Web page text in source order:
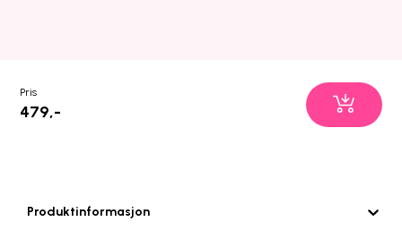
Pris
479,-
Produktinformasjon